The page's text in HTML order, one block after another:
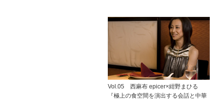
Vol.05 西麻布 epicer×紺野まひる
『極上の食空間を演出する会話と中華